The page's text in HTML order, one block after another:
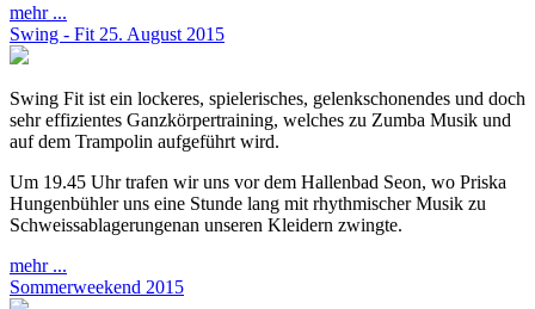
mehr ...
Swing - Fit 25. August 2015
Swing Fit ist ein lockeres, spielerisches, gelenkschonendes und doch
sehr effizientes Ganzkörpertraining, welches zu Zumba Musik und
auf dem Trampolin aufgeführt wird.
Um 19.45 Uhr trafen wir uns vor dem Hallenbad Seon, wo Priska
Hungenbühler uns eine Stunde lang mit rhythmischer Musik zu
Schweissablagerungenan unseren Kleidern zwingte.
mehr ...
Sommerweekend 2015